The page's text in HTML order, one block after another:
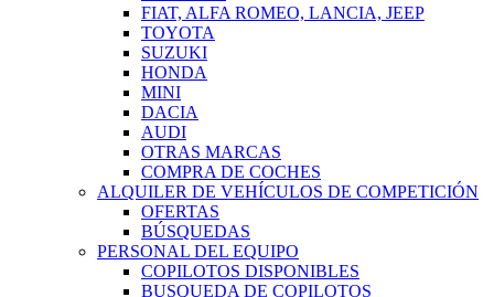
FIAT, ALFA ROMEO, LANCIA, JEEP
TOYOTA
SUZUKI
HONDA
MINI
DACIA
AUDI
OTRAS MARCAS
COMPRA DE COCHES
ALQUILER DE VEHÍCULOS DE COMPETICIÓN
OFERTAS
BÚSQUEDAS
PERSONAL DEL EQUIPO
COPILOTOS DISPONIBLES
BUSQUEDA DE COPILOTOS